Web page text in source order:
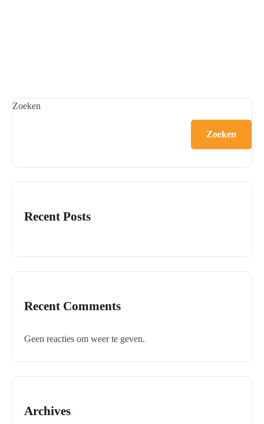
Zoeken
Zoeken
Recent Posts
Recent Comments
Geen reacties om weer te geven.
Archives